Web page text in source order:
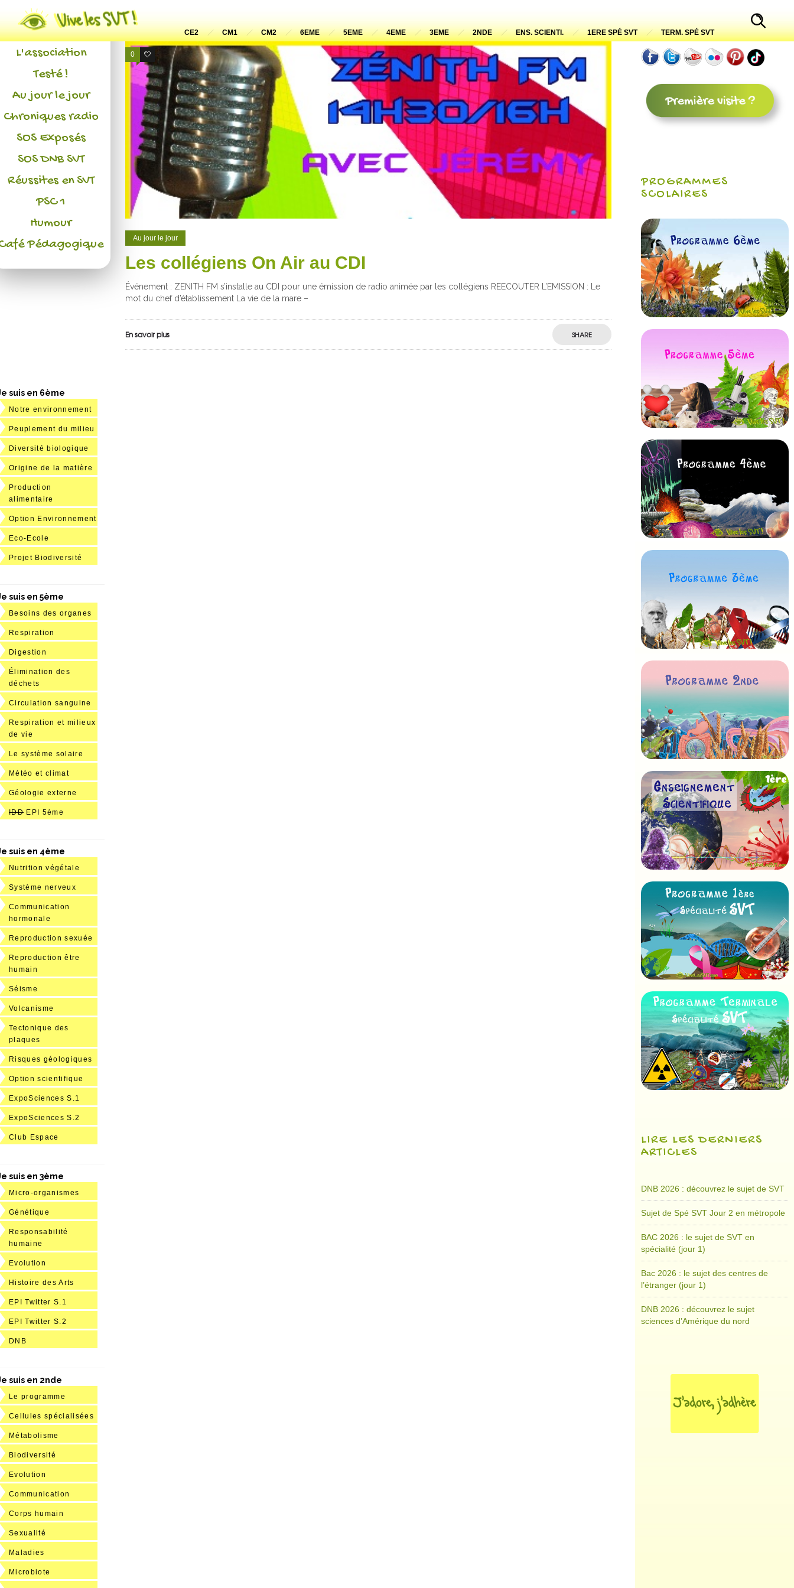
CE2 CM1 CM2 6EME 5EME 4EME 3EME 2NDE ENS. SCIENTI. 1ERE SPÉ SVT TERM. SPÉ SVT
0 0
Au jour le jour
Les collégiens On Air au CDI
Événement : ZENITH FM s’installe au CDI pour une émission de radio animée par les collégiens REECOUTER L’EMISSION : Le
mot du chef d’établissement La vie de la mare –
En savoir plus SHARE
Actualités
L'association
Testé !
Au jour le jour
Chroniques radio
SOS Exposés
SOS DNB SVT
Réussites en SVT
PSC 1
Humour
Pédagogique
suis en 6ème
Notre environnement
Peuplement du milieu
Diversité biologique
Origine de la matière
Production
alimentaire
Option Environnement
Eco-Ecole
Projet Biodiversité
suis en 5ème
Besoins des organes
Respiration
Digestion
Élimination des
déchets
Circulation sanguine
Respiration et milieux
de vie
Le système solaire
Météo et climat
Géologie externe
IDD EPI 5ème
suis en 4ème
Nutrition végétale
Système nerveux
Communication
hormonale
Reproduction sexuée
Reproduction être
humain
Séisme
Volcanisme
Tectonique des
plaques
Risques géologiques
Option scientifique
ExpoSciences S.1
ExpoSciences S.2
Club Espace
suis en 3ème
Micro-organismes
Génétique
Responsabilité
humaine
Evolution
Histoire des Arts
EPI Twitter S.1
EPI Twitter S.2
DNB
suis en 2nde
Le programme
Cellules spécialisées
Métabolisme
Biodiversité
Evolution
Communication
Corps humain
Sexualité
Maladies
Microbiote
PROGRAMMES
SCOLAIRES
LIRE LES DERNIERS
ARTICLES
DNB 2026 : découvrez le sujet de SVT
Sujet de Spé SVT Jour 2 en métropole
BAC 2026 : le sujet de SVT en
spécialité (jour 1)
Bac 2026 : le sujet des centres de
l’étranger (jour 1)
DNB 2026 : découvrez le sujet
sciences d’Amérique du nord